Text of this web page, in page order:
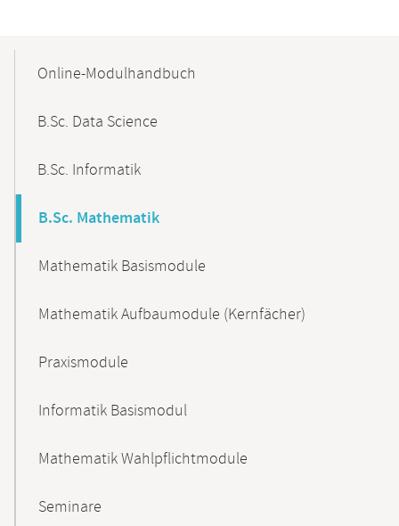
NavigationOnline-Modulhandbuch
B.Sc. Data Science
B.Sc. Informatik
B.Sc. Mathematik
Mathematik Basismodule
Mathematik Aufbaumodule (Kernfächer)
Praxismodule
Informatik Basismodul
Mathematik Wahlpflichtmodule
Seminare